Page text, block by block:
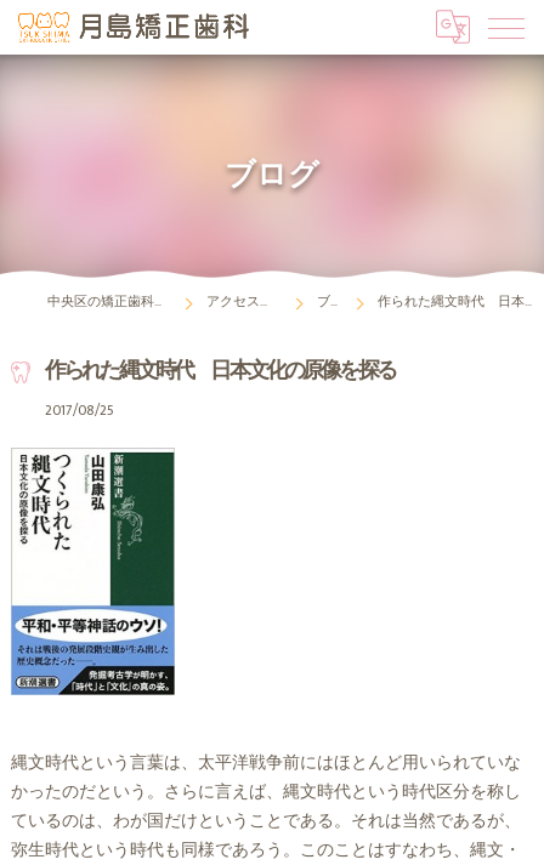
ブログ
中央区の矯正歯科は月島矯正歯科 アクセス・診療時間 ブログ 作られた縄文時代 日本文化の原像を探る
作られた縄文時代 日本文化の原像を探る
2017/08/25
縄文時代という言葉は、太平洋戦争前にはほとんど用いられていな
かったのだという。さらに言えば、縄文時代という時代区分を称し
ているのは、わが国だけということである。それは当然であるが、
弥生時代という時代も同様であろう。このことはすなわち、縄文・